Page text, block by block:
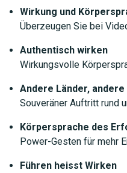
Wirkung und
Überzeugen Sie bei
Authentisch wirken
Wirkungsvolle
Andere Länder,
Souveräner Auftritt rund
Körpersprache des
Power-Gesten für mehr
Führen heisst Wirken